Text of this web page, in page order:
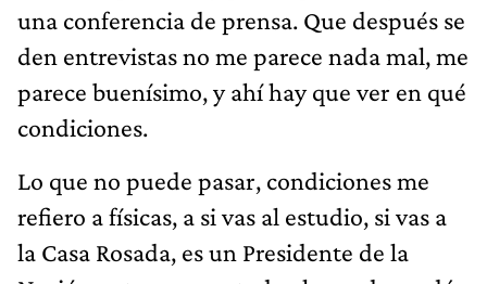
una conferencia de prensa. Que después se
den entrevistas no me parece nada mal, me
parece buenísimo, y ahí hay que ver en qué
condiciones.
Lo que no puede pasar, condiciones me
refiero a físicas, a si vas al estudio, si vas a
la Casa Rosada, es un Presidente de la